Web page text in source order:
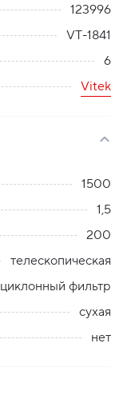
123996
VT-1841
6
Vitek
1500
1,5
200
телескопическая
циклонный фильтр
сухая
нет